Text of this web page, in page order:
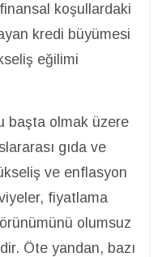
koşullardaki
kredi büyümesi
eğilimi
başta olmak üzere
gıda ve
ve enflasyon
fiyatlama
olumsuz
Öte yandan, bazı